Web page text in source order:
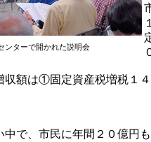
ンターで開かれた説明会
収額は①固定資産税増税１
で、市民に年間２０億円